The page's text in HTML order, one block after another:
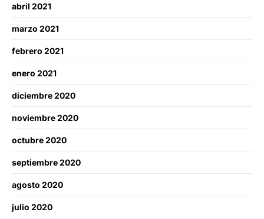
abril 2021
marzo 2021
febrero 2021
enero 2021
diciembre 2020
noviembre 2020
octubre 2020
septiembre 2020
agosto 2020
julio 2020